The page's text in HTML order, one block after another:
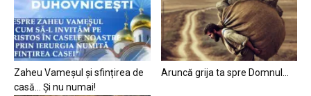
Zaheu Vameșul și sfințirea de
casă… Și nu numai!
Aruncă grija ta spre Domnul…